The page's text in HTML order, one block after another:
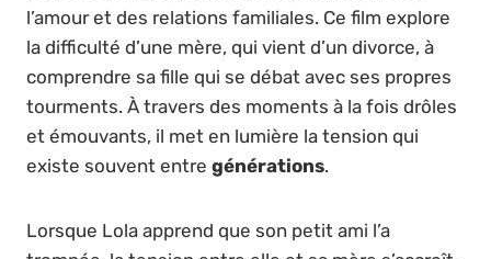
l’amour et des relations familiales. Ce film explore
la difficulté d’une mère, qui vient d’un divorce, à
comprendre sa fille qui se débat avec ses propres
tourments. À travers des moments à la fois drôles
et émouvants, il met en lumière la tension qui
existe souvent entre générations.
Lorsque Lola apprend que son petit ami l’a